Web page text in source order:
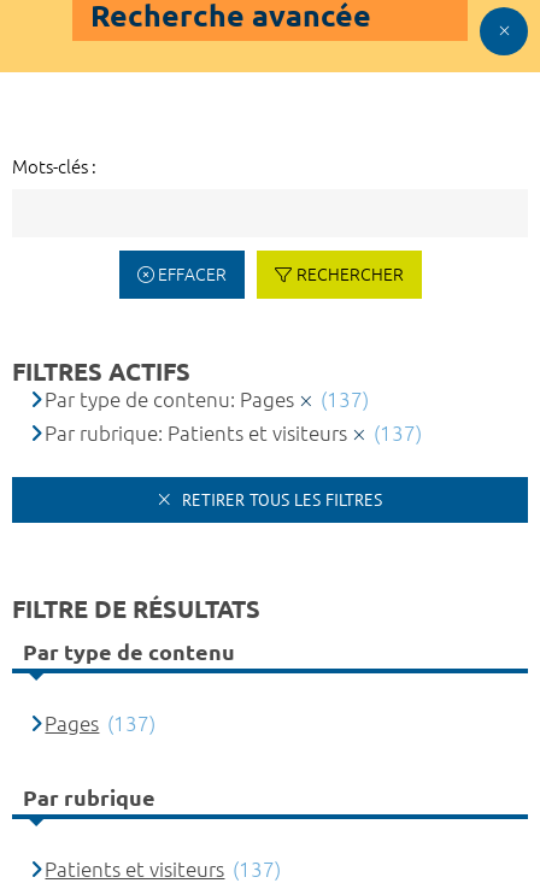
Recherche avancée
Mots-clés :
EFFACER RECHERCHER
FILTRES ACTIFS
Par type de contenu: Pages
(137)
Par rubrique: Patients et visiteurs
(137)
RETIRER TOUS LES FILTRES
FILTRE DE RÉSULTATS
Par type de contenu
Pages (137)
Par rubrique
Patients et visiteurs (137)